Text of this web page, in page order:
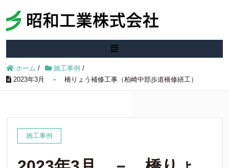
ホーム / 施工事例 /
2023年3月 － 橋りょう補修工事（柏崎中部歩道橋修繕工）
施工事例